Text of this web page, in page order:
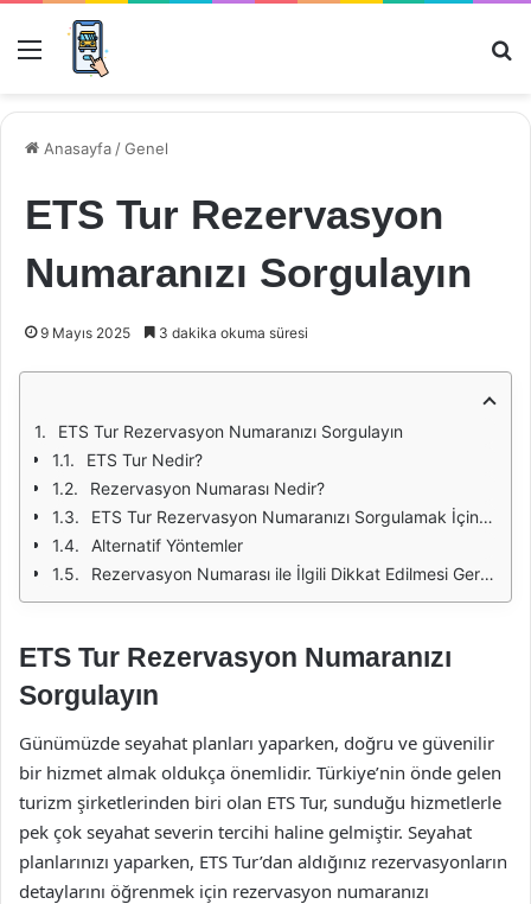
Menü
Anasayfa /Genel
ETS Tur Rezervasyon
Numaranızı Sorgulayın
9 Mayıs 2025 3 dakika okuma süresi
ETS Tur Rezervasyon Numaranızı Sorgulayın
ETS Tur Nedir?
Rezervasyon Numarası Nedir?
ETS Tur Rezervasyon Numaranızı Sorgulamak İçin Adımlar
Alternatif Yöntemler
Rezervasyon Numarası ile İlgili Dikkat Edilmesi Gerekenler
ETS Tur Rezervasyon Numaranızı
Sorgulayın
Günümüzde seyahat planları yaparken, doğru ve güvenilir
bir hizmet almak oldukça önemlidir. Türkiye’nin önde gelen
turizm şirketlerinden biri olan ETS Tur, sunduğu hizmetlerle
pek çok seyahat severin tercihi haline gelmiştir. Seyahat
planlarınızı yaparken, ETS Tur’dan aldığınız rezervasyonların
detaylarını öğrenmek için rezervasyon numaranızı